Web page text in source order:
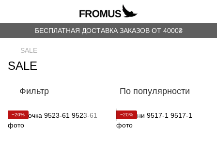
БЕСПЛАТНАЯ ДОСТАВКА ЗАКАЗОВ ОТ 4000₴
SALE
SALE
Фильтр По популярности
−20% −20%